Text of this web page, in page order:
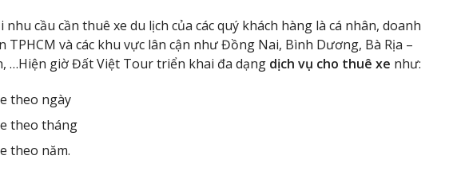
cầu cần thuê xe du lịch của các quý khách hàng là cá nhân, doanh
TPHCM và các khu vực lân cận như Đồng Nai, Bình Dương, Bà Rịa –
…Hiện giờ Đất Việt Tour triển khai đa dạng dịch vụ cho thuê xe như:
theo ngày
theo tháng
theo năm.